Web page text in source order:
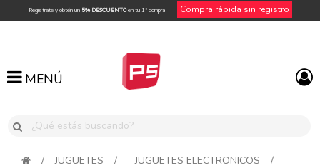
Regístrate y obtén un 5% DESCUENTOen tu 1ª compra Compra rápida sin registro
MENÚ
MENÚ
/ JUGUETES / JUGUETES ELECTRONICOS
/